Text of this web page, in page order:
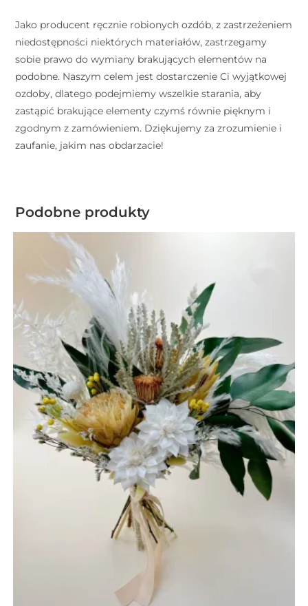
Jako producent ręcznie robionych ozdób, z zastrzeżeniem
niedostępności niektórych materiałów, zastrzegamy
sobie prawo do wymiany brakujących elementów na
podobne. Naszym celem jest dostarczenie Ci wyjątkowej
ozdoby, dlatego podejmiemy wszelkie starania, aby
zastąpić brakujące elementy czymś równie pięknym i
zgodnym z zamówieniem. Dziękujemy za zrozumienie i
zaufanie, jakim nas obdarzacie!
Podobne produkty